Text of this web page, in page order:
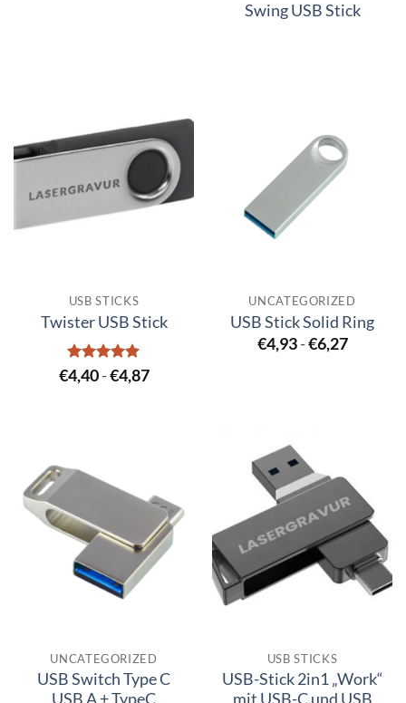
Swing USB Stick
USB STICKS
Twister USB Stick
Bewertet
mit
von
€4,40-€4,87
UNCATEGORIZED
USB Stick Solid Ring
€4,93-€6,27
UNCATEGORIZED
USB Switch Type C
USB A + TypeC
USB STICKS
USB-Stick 2in1 „Work“
mit USB-C und USB